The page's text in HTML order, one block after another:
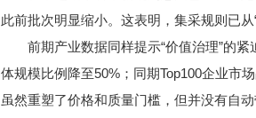
此前批次明显缩小。这表明，集采规则已从
前期产业数据同样提示“价值治理”的紧
体规模比例降至50%；同期Top100企业市
虽然重塑了价格和质量门槛，但并没有自